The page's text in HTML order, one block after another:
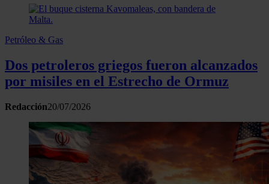
Petróleo & Gas
Dos petroleros griegos fueron alcanzados
por misiles en el Estrecho de Ormuz
Redacción20/07/2026